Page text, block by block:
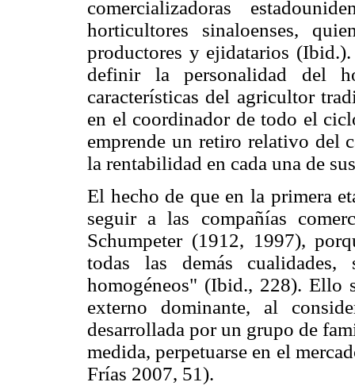
comercializadoras
horticultores sinaloenses,
productores y ejidatarios
definir la personalidad del
características del agricultor
en el coordinador de todo el
emprende un retiro relativo del
la rentabilidad en cada una de
El hecho de que en la primera
seguir a las compañías
Schumpeter (1912, 1997),
todas las demás cualidades,
homogéneos" (Ibid., 228). Ello
externo dominante, al
desarrollada por un grupo de
medida, perpetuarse en el
Frías 2007, 51).